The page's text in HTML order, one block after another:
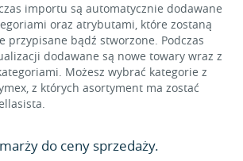
importu są automatycznie dodawane
oraz atrybutami, które zostaną
przypisane bądź stworzone. Podczas
dodawane są nowe towary wraz z
Możesz wybrać kategorie z
z których asortyment ma zostać
do ceny sprzedaży.